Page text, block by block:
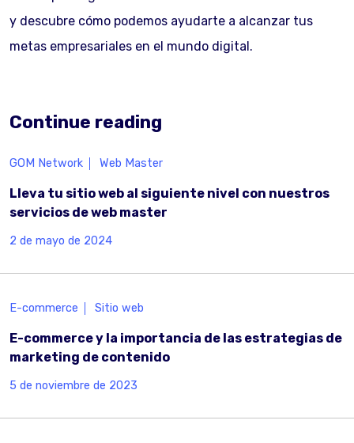
y descubre cómo podemos ayudarte a alcanzar tus
metas empresariales en el mundo digital.
Continue reading
GOM Network Web Master
Lleva tu sitio web al siguiente nivel con nuestros
servicios de web master
2 de mayo de 2024
E-commerce Sitio web
E-commerce y la importancia de las estrategias de
marketing de contenido
5 de noviembre de 2023